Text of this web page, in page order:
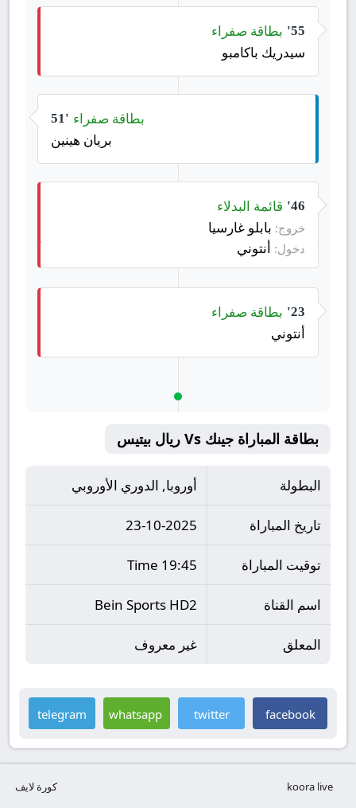
55' بطاقة صفراء
سيدريك باكامبو
51' بطاقة صفراء
بريان هينين
46' قائمة البدلاء
خروج: بابلو غارسيا
دخول: أنتوني
23' بطاقة صفراء
أنتوني
بطاقة المباراة جينك Vs ريال بيتيس
البطولة أوروبا, الدوري الأوروبي
تاريخ المباراة 23-10-2025
توقيت المباراة 19:45 Time
اسم القناة Bein Sports HD2
المعلق غير معروف
facebook
twitter
whatsapp
telegram
كورة لايف koora live